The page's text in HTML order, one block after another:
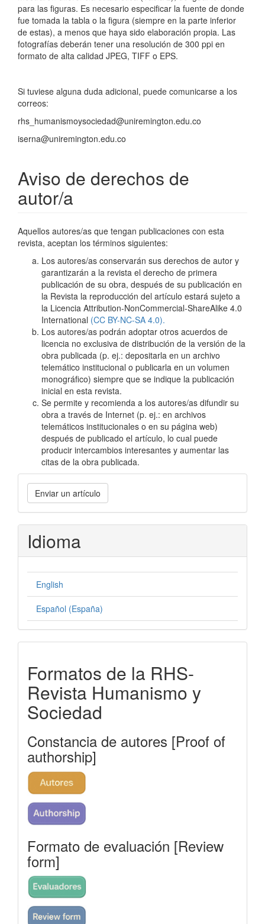
para las figuras. Es necesario especificar la fuente de donde
fue tomada la tabla o la figura (siempre en la parte inferior
de estas), a menos que haya sido elaboración propia. Las
fotografías deberán tener una resolución de 300 ppi en
formato de alta calidad JPEG, TIFF o EPS.
Si tuviese alguna duda adicional, puede comunicarse a los
correos:
rhs_humanismoysociedad@uniremington.edu.co
iserna@uniremington.edu.co
Aviso de derechos de
autor/a
Aquellos autores/as que tengan publicaciones con esta
revista, aceptan los términos siguientes:
Los autores/as conservarán sus derechos de autor y
garantizarán a la revista el derecho de primera
publicación de su obra, después de su publicación en
la Revista la reproducción del artículo estará sujeto a
la Licencia Attribution-NonCommercial-ShareAlike 4.0
International (CC BY-NC-SA 4.0).
Los autores/as podrán adoptar otros acuerdos de
licencia no exclusiva de distribución de la versión de la
obra publicada (p. ej.: depositarla en un archivo
telemático institucional o publicarla en un volumen
monográfico) siempre que se indique la publicación
inicial en esta revista.
Se permite y recomienda a los autores/as difundir su
obra a través de Internet (p. ej.: en archivos
telemáticos institucionales o en su página web)
después de publicado el artículo, lo cual puede
producir intercambios interesantes y aumentar las
citas de la obra publicada.
Enviar
un
artículo
Enviar un artículo
Idioma
English
Español (España)
rhs
Formatos de la RHS-
Revista Humanismo y
Sociedad
Constancia de autores [Proof of
authorship]
Formato de evaluación [Review
form]